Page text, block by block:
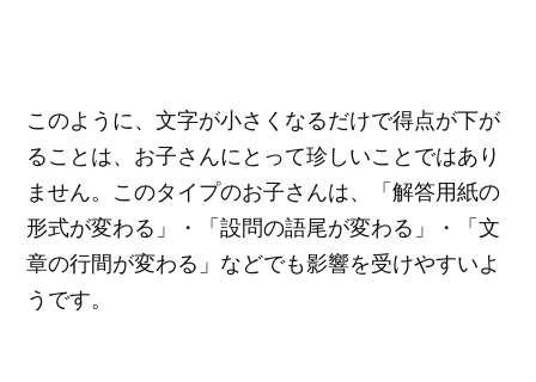
このように、文字が小さくなるだけで得点が下が
ることは、お子さんにとって珍しいことではあり
ません。このタイプのお子さんは、「解答用紙の
形式が変わる」・「設問の語尾が変わる」・「文
章の行間が変わる」などでも影響を受けやすいよ
うです。